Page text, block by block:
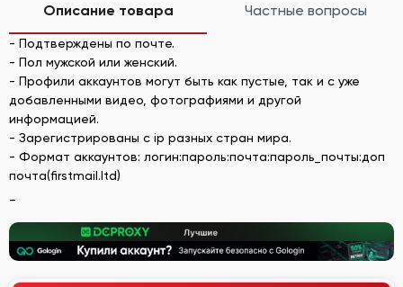
Описание товара Частные вопросы
- Подтверждены по почте.
- Пол мужской или женский.
- Профили аккаунтов могут быть как пустые, так и с уже
добавленными видео, фотографиями и другой
информацией.
- Зарегистрированы с ip разных стран мира.
- Формат аккаунтов: логин:пароль:почта:пароль_почты:доп
почта(firstmail.ltd)